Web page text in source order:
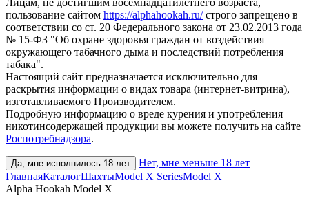
пользование сайтом https://alphahookah.ru/строго запрещено в
соответствии со ст. 20 Федерального закона от 23.02.2013 года
№ 15-ФЗ "Об охране здоровья граждан от воздействия
окружающего табачного дыма и последствий потребления
табака".
Настоящий сайт предназначается исключительно для
раскрытия информации о видах товара (интернет-витрина),
изготавливаемого Производителем.
Подробную информацию о вреде курения и употребления
никотинсодержащей продукции вы можете получить на сайте
Роспотребнадзора.
Да, мне исполнилось 18 лет
Нет, мне меньше 18 лет
ГлавнаяКаталогШахтыModel X SeriesModel X
Alpha Hookah Model X